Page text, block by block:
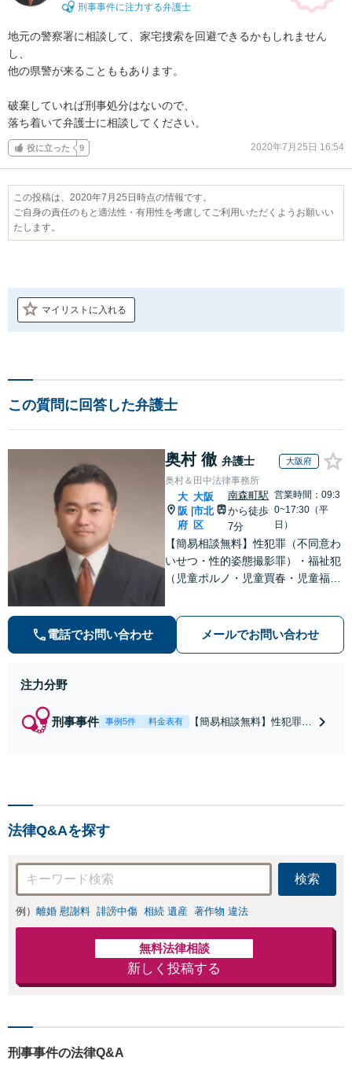
刑事事件に注力する弁護士
地元の警察署に相談して、家宅捜索を回避できるかもしれません
し、
他の県警が来ることももあります。
破棄していれば刑事処分はないので、
落ち着いて弁護士に相談してください。
役に立った 9 2020年7月25日 16:54
この投稿は、2020年7月25日時点の情報です。
ご自身の責任のもと適法性・有用性を考慮してご利用いただくようお願いい
たします。
マイリストに入れる
この質問に回答した弁護士
奥村 徹 弁護士 大阪府
奥村＆田中法律事務所
大
阪
府
大阪
市北
区
南森町駅
から徒歩
7分
営業時間：09:3
0~17:30（平
日）
【簡易相談無料】性犯罪（不同意わ
いせつ・性的姿態撮影罪）・福祉犯
（児童ポルノ・児童買春・児童福祉
等）に非常に詳しい弁護士です
電話でお問い合わせ メールでお問い合わせ
注力分野
刑事事件 事例5件 料金表有
【簡易相談無料】性犯罪
法律Q&Aを探す
検索
例） 離婚 慰謝料 誹謗中傷 相続 遺産 著作物 違法
無料法律相談
新しく投稿する
刑事事件の法律Q&A